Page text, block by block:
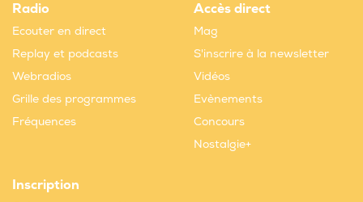
Radio
Ecouter en direct
Replay et podcasts
Webradios
Grille des programmes
Fréquences
Accès direct
Mag
S'inscrire à la newsletter
Vidéos
Evènements
Concours
Nostalgie+
Inscription